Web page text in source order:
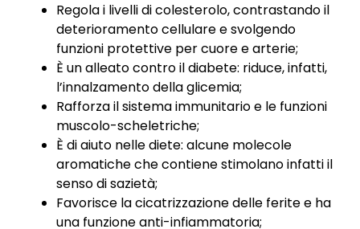
Regola i livelli di colesterolo, contrastando il
deterioramento cellulare e svolgendo
funzioni protettive per cuore e arterie;
È un alleato contro il diabete: riduce, infatti,
l’innalzamento della glicemia;
Rafforza il sistema immunitario e le funzioni
muscolo-scheletriche;
È di aiuto nelle diete: alcune molecole
aromatiche che contiene stimolano infatti il
senso di sazietà;
Favorisce la cicatrizzazione delle ferite e ha
una funzione anti-infiammatoria;